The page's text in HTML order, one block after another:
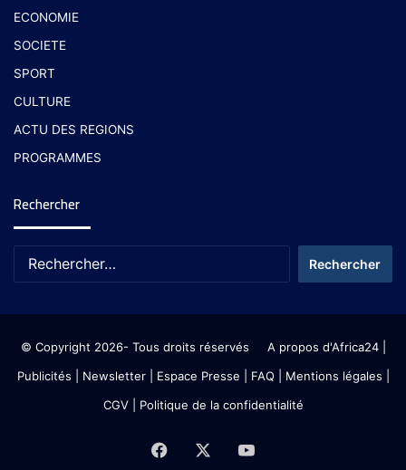
ECONOMIE
SOCIETE
SPORT
CULTURE
ACTU DES REGIONS
PROGRAMMES
Rechercher
© Copyright 2026- Tous droits réservés A propos d'Africa24|
Publicités
Newsletter| Espace Presse | FAQ | Mentions légales
CGV| Politique de la confidentialité